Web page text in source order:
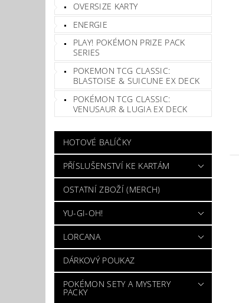
OVERSIZE KARTY
ENERGIE
PLAY! POKÉMON PRIZE PACK
SERIES
POKEMON TCG CLASSIC:
BLASTOISE & SUICUNE EX DECK
POKÉMON TCG CLASSIC:
VENUSAUR & LUGIA EX DECK
HOTOVÉ BALÍČKY
PŘÍSLUŠENSTVÍ KE KARTÁM
OSTATNÍ ZBOŽÍ (MERCH)
YU-GI-OH!
LORCANA
DÁRKOVÝ POUKAZ
POKÉMON SETY A MYSTERY
PACKY